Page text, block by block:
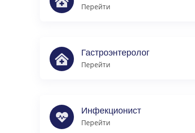
Перейти
Гастроэнтеролог
Перейти
Инфекционист
Перейти